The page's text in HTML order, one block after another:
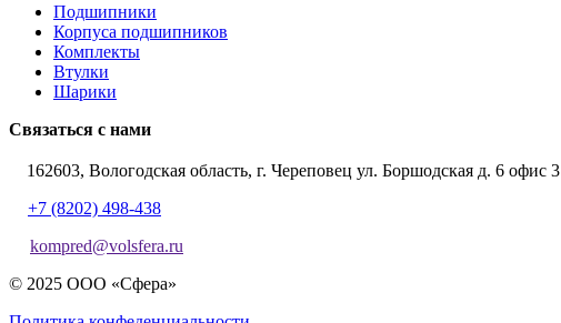
Подшипники
Корпуса подшипников
Комплекты
Втулки
Шарики
Связаться с нами
162603, Вологодская область, г. Череповец ул. Боршодская д. 6 офис 3
+7 (8202) 498-438
kompred@volsfera.ru
© 2025 ООО «Сфера»